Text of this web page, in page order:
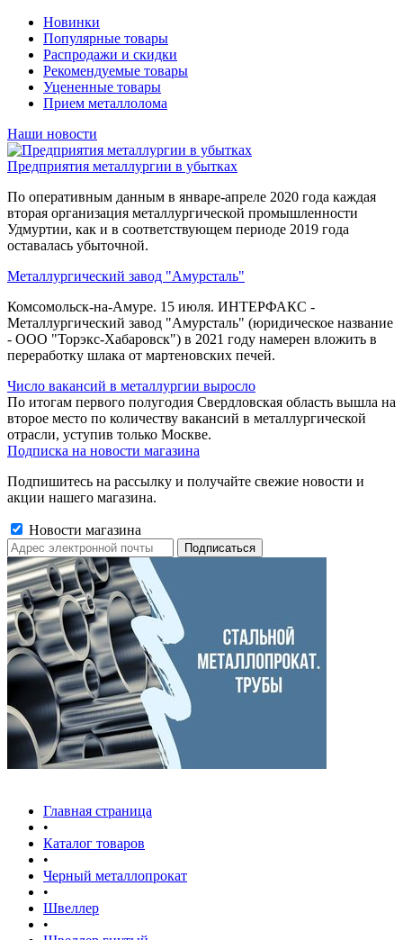
Новинки
Популярные товары
Распродажи и скидки
Рекомендуемые товары
Уцененные товары
Прием металлолома
Наши новости
Предприятия металлургии в убытках
По оперативным данным в январе-апреле 2020 года каждая
вторая организация металлургической промышленности
Удмуртии, как и в соответствующем периоде 2019 года
оставалась убыточной.
Металлургический завод "Амурсталь"
Комсомольск-на-Амуре. 15 июля. ИНТЕРФАКС -
Металлургический завод "Амурсталь" (юридическое название
- ООО "Торэкс-Хабаровск") в 2021 году намерен вложить в
переработку шлака от мартеновских печей.
Число вакансий в металлургии выросло
По итогам первого полугодия Свердловская область вышла на
второе место по количеству вакансий в металлургической
отрасли, уступив только Москве.
Подписка на новости магазина
Подпишитесь на рассылку и получайте свежие новости и
акции нашего магазина.
Новости магазина
Главная страница
•
Каталог товаров
•
Черный металлопрокат
•
Швеллер
•